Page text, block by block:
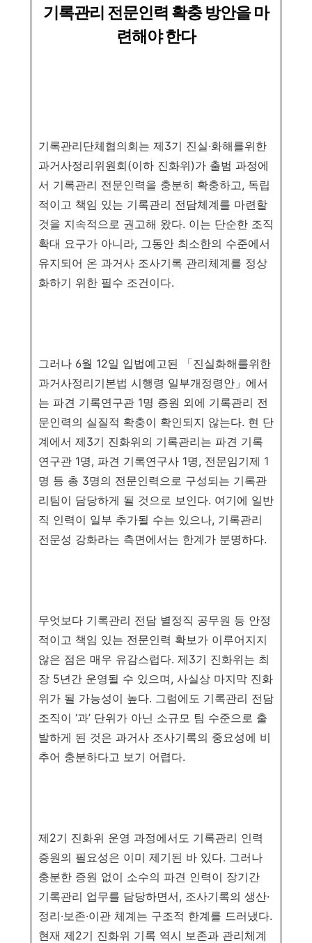
기록관리 전문인력 확충 방안을 마
련해야 한다
기록관리단체협의회는 제3기 진실·화해를위한
과거사정리위원회(이하 진화위)가 출범 과정에
서 기록관리 전문인력을 충분히 확충하고, 독립
적이고 책임 있는 기록관리 전담체계를 마련할
것을 지속적으로 권고해 왔다. 이는 단순한 조직
확대 요구가 아니라, 그동안 최소한의 수준에서
유지되어 온 과거사 조사기록 관리체계를 정상
화하기 위한 필수 조건이다.
그러나 6월 12일 입법예고된 「진실화해를위한
과거사정리기본법 시행령 일부개정령안 」 에서
는 파견 기록연구관 1명 증원 외에 기록관리 전
문인력의 실질적 확충이 확인되지 않는다. 현 단
계에서 제3기 진화위의 기록관리는 파견 기록
연구관 1명, 파견 기록연구사 1명, 전문임기제 1
명 등 총 3명의 전문인력으로 구성되는 기록관
리팀이 담당하게 될 것으로 보인다. 여기에 일반
직 인력이 일부 추가될 수는 있으나, 기록관리
전문성 강화라는 측면에서는 한계가 분명하다.
무엇보다 기록관리 전담 별정직 공무원 등 안정
적이고 책임 있는 전문인력 확보가 이루어지지
않은 점은 매우 유감스럽다. 제3기 진화위는 최
장 5년간 운영될 수 있으며, 사실상 마지막 진화
위가 될 가능성이 높다. 그럼에도 기록관리 전담
조직이 ‘과’ 단위가 아닌 소규모 팀 수준으로 출
발하게 된 것은 과거사 조사기록의 중요성에 비
추어 충분하다고 보기 어렵다.
제2기 진화위 운영 과정에서도 기록관리 인력
증원의 필요성은 이미 제기된 바 있다. 그러나
충분한 증원 없이 소수의 파견 인력이 장기간
기록관리 업무를 담당하면서, 조사기록의 생산·
정리·보존·이관 체계는 구조적 한계를 드러냈다.
현재 제2기 진화위 기록 역시 보존과 관리체계